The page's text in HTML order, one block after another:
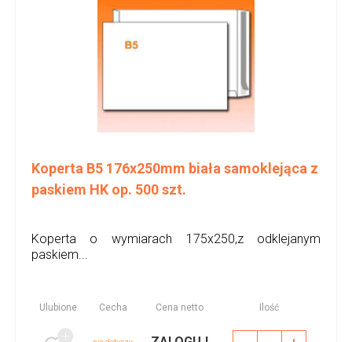
Koperta B5 176x250mm biała samoklejąca z
paskiem HK op. 500 szt.
Koperta o wymiarach 175x250,z odklejanym
paskiem...
Ulubione Cecha Cena netto Ilość